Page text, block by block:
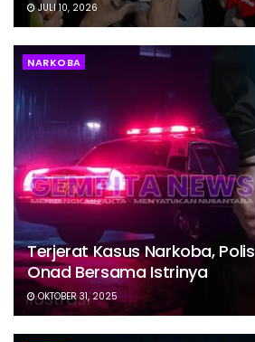
JULI 10, 2026
NARKOBA
Terjerat Kasus Narkoba,
Onad Bersama Istrinya
OKTOBER 31, 2025